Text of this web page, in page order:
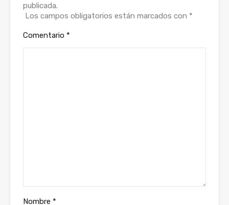
publicada.
Los campos obligatorios están marcados con *
Comentario *
Nombre *